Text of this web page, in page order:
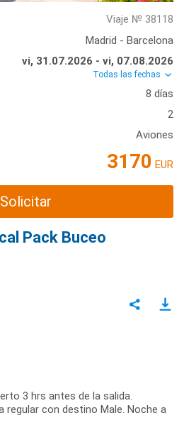
Viaje № 38118
Madrid - Barcelona
vi, 31.07.2026 - vi, 07.08.2026
Todas las fechas
8 días
2
Aviones
3170 EUR
Solicitar
Pack Buceo
3 hrs antes de la salida.
regular con destino Male. Noche a